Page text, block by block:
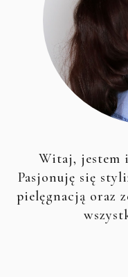
Witaj, jestem
Pasjonuję się
pielęgnacją oraz